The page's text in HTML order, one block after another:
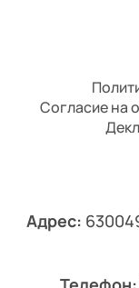
Согласие на
Адрес: